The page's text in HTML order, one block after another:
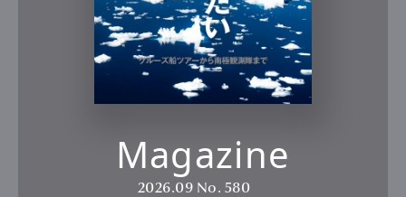
Magazine
2026.09 No. 580